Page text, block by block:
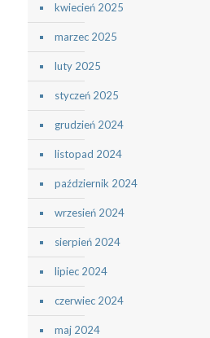
kwiecień 2025
marzec 2025
luty 2025
styczeń 2025
grudzień 2024
listopad 2024
październik 2024
wrzesień 2024
sierpień 2024
lipiec 2024
czerwiec 2024
maj 2024